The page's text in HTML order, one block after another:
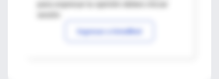
Ingresar a IntraMed